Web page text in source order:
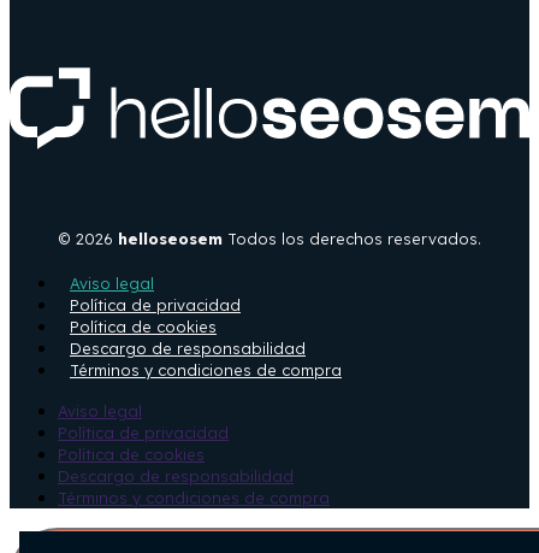
© 2026 helloseosem Todos los derechos reservados.
Aviso legal
Política de privacidad
Política de cookies
Descargo de responsabilidad
Términos y condiciones de compra
Aviso legal
Política de privacidad
Política de cookies
Descargo de responsabilidad
Términos y condiciones de compra